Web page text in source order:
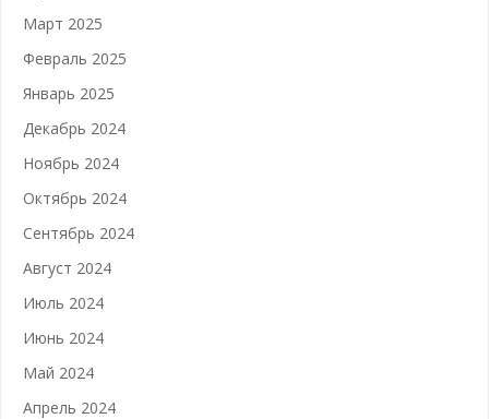
Март 2025
Февраль 2025
Январь 2025
Декабрь 2024
Ноябрь 2024
Октябрь 2024
Сентябрь 2024
Август 2024
Июль 2024
Июнь 2024
Май 2024
Апрель 2024